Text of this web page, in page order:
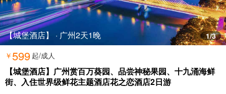
1/3
【城堡酒店】 · 广州2天1晚
￥ 599 起/成人
【城堡酒店】广州赏百万葵园、品尝神秘果园、十九涌海鲜
街、入住世界级鲜花主题酒店花之恋酒店2日游